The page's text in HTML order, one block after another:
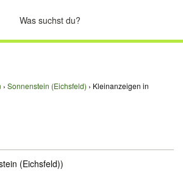
Sonnenstein (Eichsfeld) Kleinanzeigen in
(Eichsfeld))